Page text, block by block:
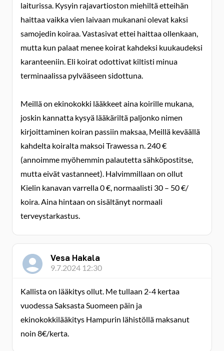
laiturissa. Kysyin rajavartioston miehiltä etteihän
haittaa vaikka vien laivaan mukanani olevat kaksi
samojedin koiraa. Vastasivat ettei haittaa ollenkaan,
mutta kun palaat menee koirat kahdeksi kuukaudeksi
karanteeniin. Eli koirat odottivat kiltisti minua
terminaalissa pylvääseen sidottuna.
Meillä on ekinokokki lääkkeet aina koirille mukana,
joskin kannatta kysyä lääkäriltä paljonko nimen
kirjoittaminen koiran passiin maksaa, Meillä keväällä
kahdelta koiralta maksoi Trawessa n. 240 €
(annoimme myöhemmin palautetta sähköpostitse,
mutta eivät vastanneet). Halvimmillaan on ollut
Kielin kanavan varrella 0 €, normaalisti 30 – 50 €/
koira. Aina hintaan on sisältänyt normaali
terveystarkastus.
Vesa Hakala
9.7.2024 12:30
Kallista on lääkitys ollut. Me tullaan 2-4 kertaa
vuodessa Saksasta Suomeen päin ja
ekinokokkilääkitys Hampurin lähistöllä maksanut
noin 8€/kerta.